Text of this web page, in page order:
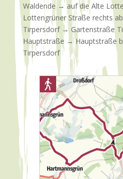
Waldende → auf die Alte
Lottengrüner Straße rechts
Tirpersdorf → Gartenstraße
Hauptstraße → Hauptstraße
Tirpersdorf